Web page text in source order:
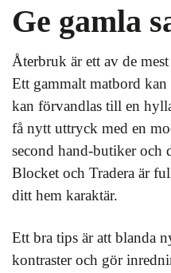
Ge gamla
Återbruk är ett av de
Ett gammalt matbord
kan förvandlas till en
få nytt uttryck med en
second hand-butiker och
Blocket och Tradera är
ditt hem karaktär.
Ett bra tips är att blanda
kontraster och gör